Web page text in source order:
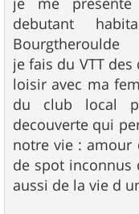
a
g
e
debutant
Bourgtheroulde
je fais du VTT
loisir avec ma
du club local
decouverte qui
notre vie : amour
de spot inconnus
aussi de la vie d